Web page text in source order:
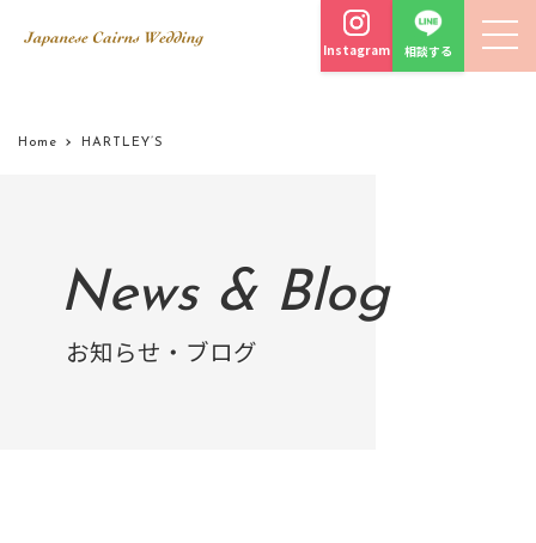
Instagram 相談する
Home HARTLEY’S
News & Blog
お知らせ・ブログ